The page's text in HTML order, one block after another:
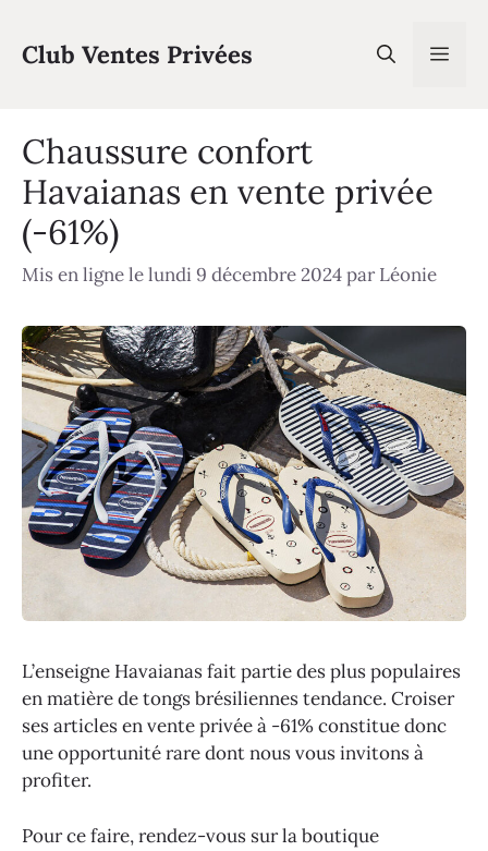
contenu
Club Ventes Privées
Chaussure confort
Havaianas en vente privée
(-61%)
Mis en ligne le lundi 9 décembre 2024parLéonie
L’enseigne Havaianas fait partie des plus populaires
en matière de tongs brésiliennes tendance. Croiser
ses articles en vente privée à -61% constitue donc
une opportunité rare dont nous vous invitons à
profiter.
Pour ce faire, rendez-vous sur la boutique